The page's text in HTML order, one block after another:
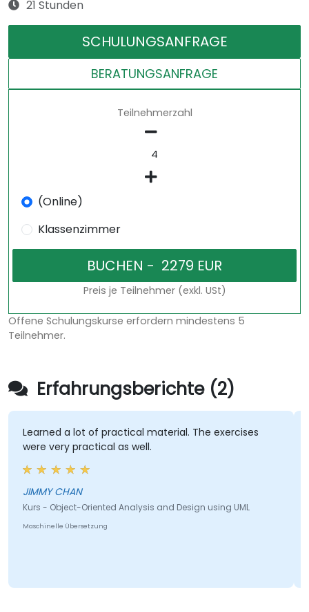
21 Stunden
SCHULUNGSANFRAGE
BERATUNGSANFRAGE
Teilnehmerzahl
(Online)
Klassenzimmer
Preis je Teilnehmer (exkl. USt)
Offene Schulungskurse erfordern mindestens 5
Teilnehmer.
Erfahrungsberichte (2)
Learned a lot of practical material. The exercises
were very practical as well.
JIMMY CHAN
Kurs - Object-Oriented Analysis and Design using UML
Maschinelle Übersetzung